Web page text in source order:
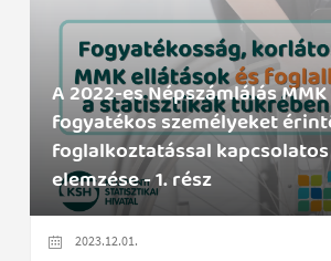
A 2022-es Népszámlálás
fogyatékos személyeket
foglalkoztatással
elemzése - 1. rész
2023.12.01.